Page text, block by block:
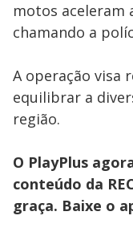
motos aceleram
chamando a
A operação visa
equilibrar a
região.
O PlayPlus
conteúdo da
graça. Baixe o